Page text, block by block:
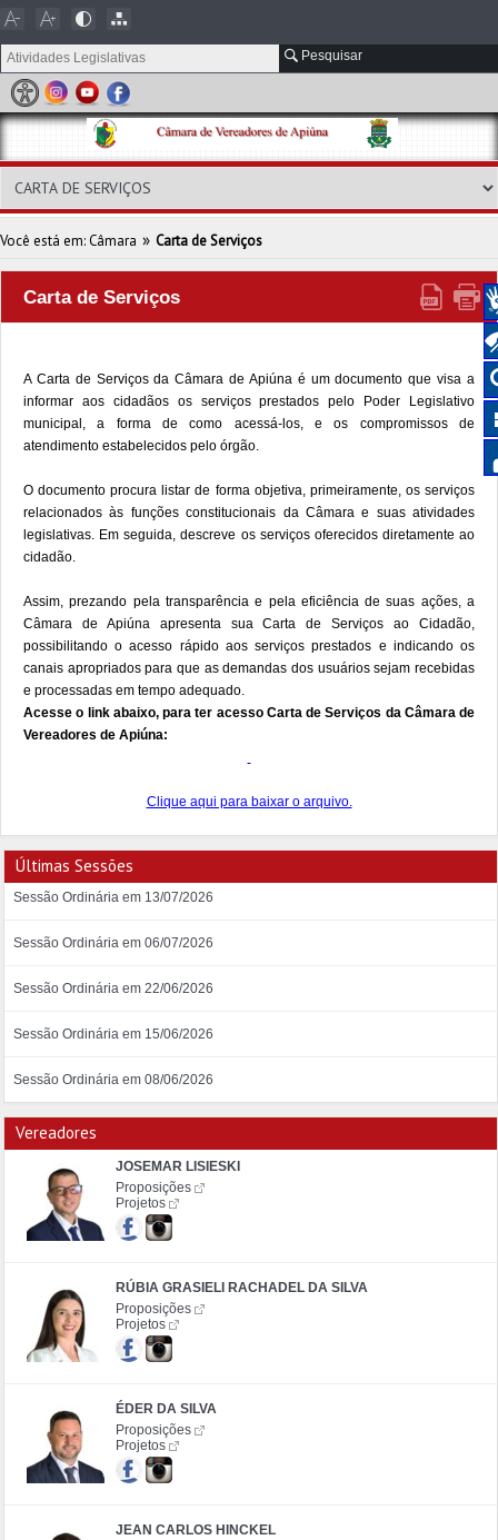
Pesquisar
Você está em: Câmara » Carta de Serviços
Carta de Serviços
A Carta de Serviços da Câmara de Apiúna é um documento que visa a
informar aos cidadãos os serviços prestados pelo Poder Legislativo
municipal, a forma de como acessá-los, e os compromissos de
atendimento estabelecidos pelo órgão.
O documento procura listar de forma objetiva, primeiramente, os serviços
relacionados às funções constitucionais da Câmara e suas atividades
legislativas. Em seguida, descreve os serviços oferecidos diretamente ao
cidadão.
Assim, prezando pela transparência e pela eficiência de suas ações, a
Câmara de Apiúna apresenta sua Carta de Serviços ao Cidadão,
possibilitando o acesso rápido aos serviços prestados e indicando os
canais apropriados para que as demandas dos usuários sejam recebidas
e processadas em tempo adequado.
Acesse o link abaixo, para ter acesso Carta de Serviços da Câmara de
Vereadores de Apiúna:
Clique aqui para baixar o arquivo.
Últimas Sessões
Sessão Ordinária em 13/07/2026
Sessão Ordinária em 06/07/2026
Sessão Ordinária em 22/06/2026
Sessão Ordinária em 15/06/2026
Sessão Ordinária em 08/06/2026
Vereadores
JOSEMAR LISIESKI
Proposições
Projetos
RÚBIA GRASIELI RACHADEL DA SILVA
Proposições
Projetos
ÉDER DA SILVA
Proposições
Projetos
JEAN CARLOS HINCKEL